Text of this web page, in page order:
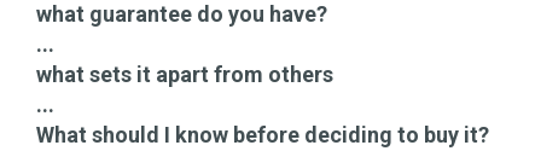
what guarantee do you have?
...
what sets it apart from others
...
What should I know before deciding to buy it?